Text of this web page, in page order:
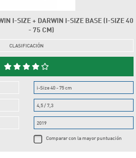
I-SIZE + DARWIN I-SIZE BASE (I-SIZE 40
- 75 CM)
CLASIFICACIÓN
i-Size 40 - 75 cm
4,5 / 7,3
2019
Comparar con la mayor puntuación